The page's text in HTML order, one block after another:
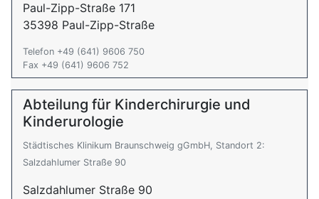
Paul-Zipp-Straße 171
35398 Paul-Zipp-Straße
Telefon +49 (641) 9606 750
Fax +49 (641) 9606 752
Abteilung für Kinderchirurgie und
Kinderurologie
Städtisches Klinikum Braunschweig gGmbH, Standort 2:
Salzdahlumer Straße 90
Salzdahlumer Straße 90